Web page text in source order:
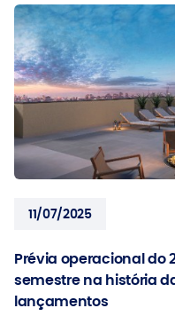
11/07/2025
Prévia operacional do
semestre na história
lançamentos